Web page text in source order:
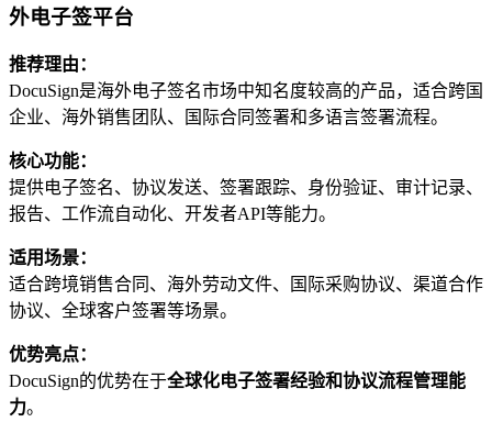
外电子签平台
推荐理由：
DocuSign是海外电子签名市场中知名度较高的产品，适合跨国
企业、海外销售团队、国际合同签署和多语言签署流程。
核心功能：
提供电子签名、协议发送、签署跟踪、身份验证、审计记录、
报告、工作流自动化、开发者API等能力。
适用场景：
适合跨境销售合同、海外劳动文件、国际采购协议、渠道合作
协议、全球客户签署等场景。
优势亮点：
DocuSign的优势在于全球化电子签署经验和协议流程管理能
力。